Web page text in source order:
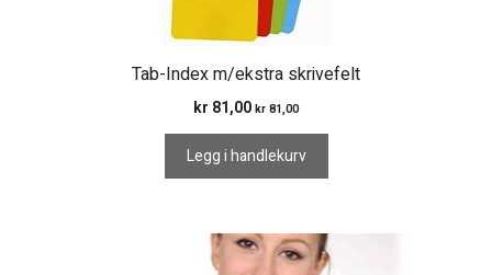
Tab-Index m/ekstra skrivefelt
kr 81,00 kr 81,00
Legg i handlekurv